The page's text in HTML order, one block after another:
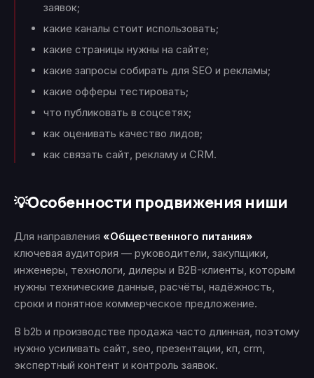
заявок;
какие каналы стоит использовать;
какие страницы нужны на сайте;
какие запросы собирать для SEO и рекламы;
какие офферы тестировать;
что публиковать в соцсетях;
как оценивать качество лидов;
как связать сайт, рекламу и CRM.
💡Особенности продвижения ниши
Для направления «Общественного питания»
ключевая аудитория — руководители, закупщики,
инженеры, технологи, дилеры и B2B-клиенты, которым
нужны технические данные, расчёты, надёжность,
сроки и понятное коммерческое предложение.
В b2b и производстве продажа часто длинная, поэтому
нужно усиливать сайт, seo, презентации, кп, crm,
экспертный контент и контроль заявок.